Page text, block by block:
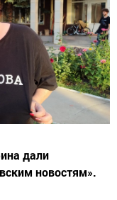
дали
новостям».